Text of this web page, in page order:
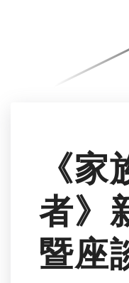
《家
者》
暨座